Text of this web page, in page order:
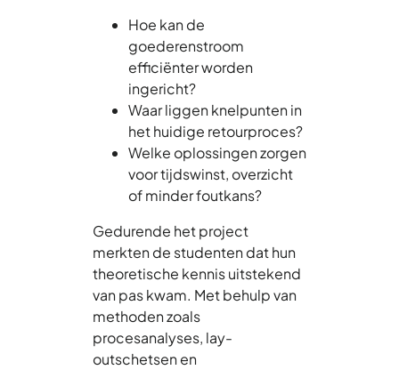
Hoe kan de
goederenstroom
efficiënter worden
ingericht?
Waar liggen knelpunten in
het huidige retourproces?
Welke oplossingen zorgen
voor tijdswinst, overzicht
of minder foutkans?
Gedurende het project
merkten de studenten dat hun
theoretische kennis uitstekend
van pas kwam. Met behulp van
methoden zoals
procesanalyses, lay-
outschetsen en